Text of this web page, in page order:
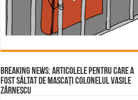
BREAKING NEWS: ARTICOLELE PENTRU CARE A
FOST SĂLTAT DE MASCAȚI COLONELUL VASILE
ZĂRNESCU